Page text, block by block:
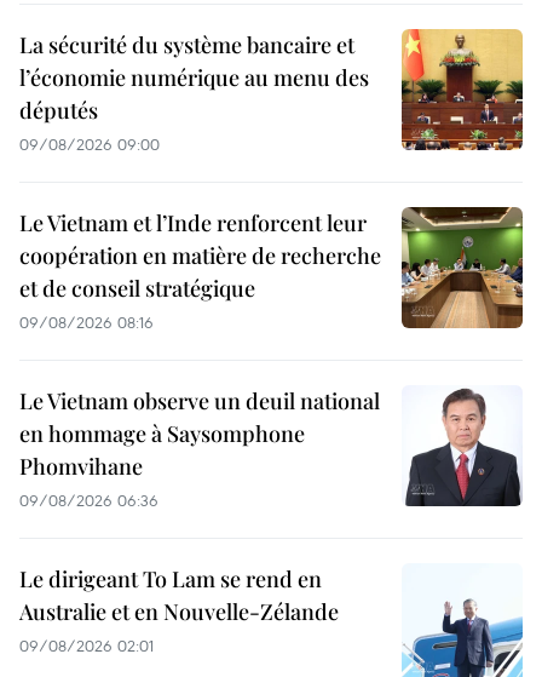
La sécurité du système bancaire et
l’économie numérique au menu des
députés
09/08/2026 09:00
Le Vietnam et l’Inde renforcent leur
coopération en matière de recherche
et de conseil stratégique
09/08/2026 08:16
Le Vietnam observe un deuil national
en hommage à Saysomphone
Phomvihane
09/08/2026 06:36
Le dirigeant To Lam se rend en
Australie et en Nouvelle-Zélande
09/08/2026 02:01